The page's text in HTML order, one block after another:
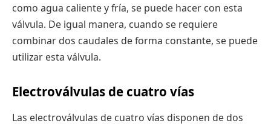
como agua caliente y fría, se puede hacer con esta
válvula. De igual manera, cuando se requiere
combinar dos caudales de forma constante, se puede
utilizar esta válvula.
Electroválvulas de cuatro vías
Las electroválvulas de cuatro vías disponen de dos